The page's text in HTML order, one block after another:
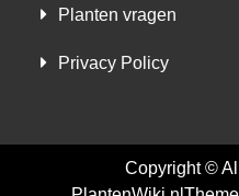
Planten vragen
Privacy Policy
Copyright ©